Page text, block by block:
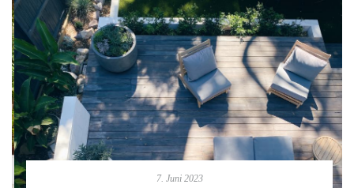
7. Juni 2023